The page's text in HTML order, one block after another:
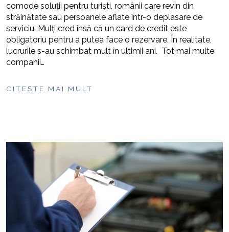
comode soluții pentru turiști, românii care revin din
străinătate sau persoanele aflate într-o deplasare de
serviciu. Mulți cred însă că un card de credit este
obligatoriu pentru a putea face o rezervare. În realitate,
lucrurile s-au schimbat mult în ultimii ani. Tot mai multe
companii…
CITEȘTE MAI MULT